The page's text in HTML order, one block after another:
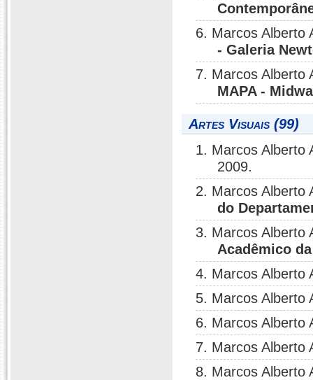
6. Marcos Alberto
- Galeria
7. Marcos Alberto
MAPA -
Artes Visuais (99)
1. Marcos Alberto
2009.
2. Marcos Alberto
do
3. Marcos Alberto
Acadêmico
4. Marcos Alberto
5. Marcos Alberto
6. Marcos Alberto
7. Marcos Alberto
8. Marcos Alberto